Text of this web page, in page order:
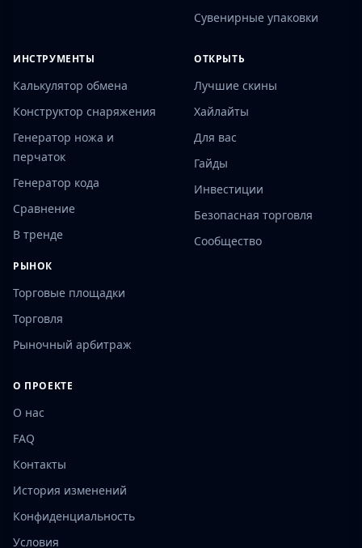
Сувенирные упаковки
ИНСТРУМЕНТЫ
Калькулятор обмена
Конструктор снаряжения
Генератор ножа и
перчаток
Генератор кода
Сравнение
В тренде
РЫНОК
Торговые площадки
Торговля
Рыночный арбитраж
ОТКРЫТЬ
Лучшие скины
Хайлайты
Для вас
Гайды
Инвестиции
Безопасная торговля
Сообщество
О ПРОЕКТЕ
О нас
FAQ
Контакты
История изменений
Конфиденциальность
Условия